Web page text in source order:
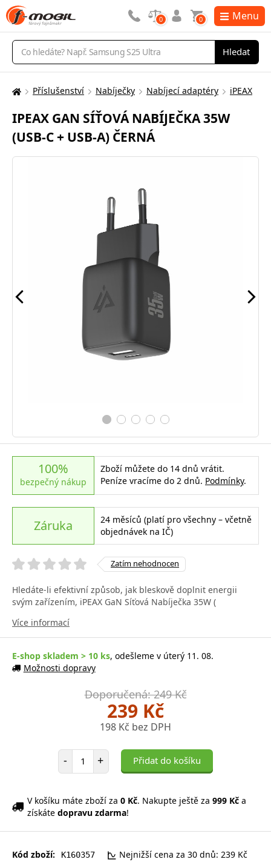
Vyhledávání
Hledat
0 0 Menu
Zde
nacházíte:
Příslušenství Nabíječky Nabíjecí adaptéry iPEAX
IPEAX GAN SÍŤOVÁ NABÍJEČKA 35W
(USB-C + USB-A) ČERNÁ
100%
bezpečný nákup
Zboží můžete do 14 dnů vrátit.
Peníze vracíme do 2 dnů. Podmínky.
Záruka
24 měsíců (platí pro všechny – včetně
objednávek na IČ)
Zatím nehodnocen
Hledáte-li efektivní způsob, jak bleskově doplnit energii
svým zařízením, iPEAX GaN Síťová Nabíječka 35W (
Více informací
E-shop skladem > 10 ks, odešleme v úterý 11. 08.
Možnosti dopravy
Doporučená: 249 Kč
239 Kč
198 Kč bez DPH
- Počet položek
+ Přidat do košíku
V košíku máte zboží za 0 Kč. Nakupte ještě za 999 Kč a
získáte dopravu zdarma!
Kód zboží: K160357
Nejnižší cena za 30 dnů: 239 Kč